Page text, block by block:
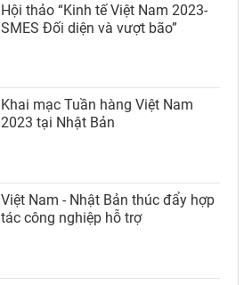
Hội thảo “Kinh tế Việt Nam 2023-
SMES Đối diện và vượt bão”
Khai mạc Tuần hàng Việt Nam
2023 tại Nhật Bản
Việt Nam - Nhật Bản thúc đẩy hợp
tác công nghiệp hỗ trợ